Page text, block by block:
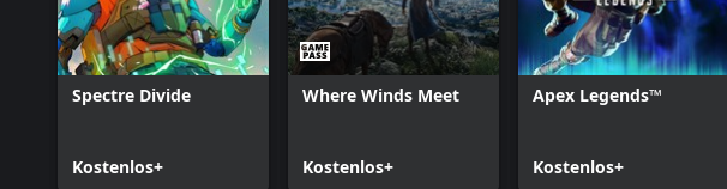
Spectre Divide
Kostenlos+
Where Winds Meet
Kostenlos+
Apex Legends™
Kostenlos+